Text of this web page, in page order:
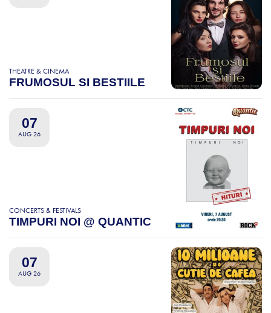
THEATRE & CINEMA
FRUMOSUL SI BESTIILE
07
AUG 26
CONCERTS & FESTIVALS
TIMPURI NOI @ QUANTIC
07
AUG 26